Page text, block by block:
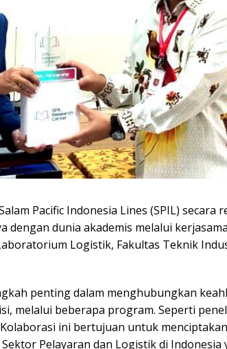
Pacific Indonesia Lines (SPIL) secara
dengan dunia akademis melalui
Logistik, Fakultas Teknik
penting dalam menghubungkan
melalui beberapa program. Seperti
ini bertujuan untuk
Pelayaran dan Logistik di Indonesia